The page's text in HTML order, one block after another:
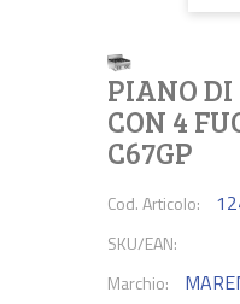
PIANO DI
CON 4
C67GP
Cod. Articolo:
SKU/EAN:
Marchio: